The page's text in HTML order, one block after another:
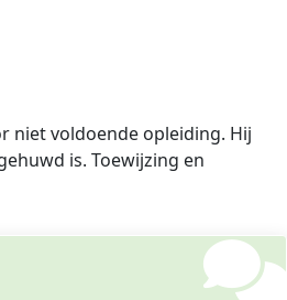
niet voldoende opleiding. Hij
is. Toewijzing en